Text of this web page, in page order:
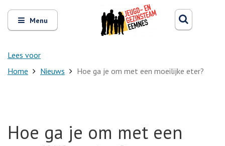
Open
en
sluit
Menu
Lees voor
Zoeken
Home Nieuws Hoe ga je om met een moeilijke eter?
Hoe ga je om met een